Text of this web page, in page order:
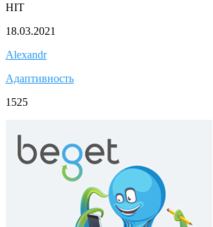
HIT
18.03.2021
Alexandr
Адаптивность
1525